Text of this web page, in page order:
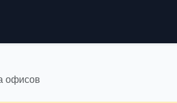
офисов